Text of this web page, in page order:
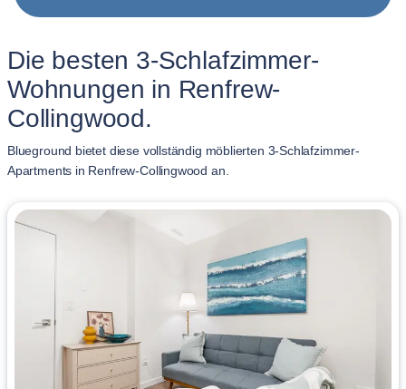
Die besten 3-Schlafzimmer-
Wohnungen in Renfrew-
Collingwood.
Blueground bietet diese vollständig möblierten 3-Schlafzimmer-
Apartments in Renfrew-Collingwood an.